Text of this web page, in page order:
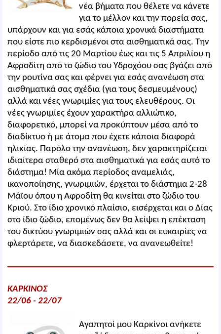
νέα βήματα που θέλετε να κάνετε
για το μέλλον και την πορεία σας,
υπάρχουν και για εσάς κάποια χρονικά διαστήματα
που είστε πιο κερδισμένοι στα αισθηματικά σας. Την
περίοδο από τις 20 Μαρτίου έως και τις 5 Απριλίου η
Αφροδίτη από το ζώδιο του Υδροχόου σας βγάζει από
την ρουτίνα σας και φέρνει για εσάς ανανέωση στα
αισθηματικά σας σχέδια (για τους δεσμευμένους)
αλλά και νέες γνωριμίες για τους ελευθέρους. Οι
νέες γνωριμίες έχουν χαρακτήρα αλλιώτικο,
διαφορετικό, μπορεί να προκύπτουν μέσα από το
διαδίκτυο ή με άτομα που έχετε κάποια διαφορά
ηλικίας. Παρόλο την ανανέωση, δεν χαρακτηρίζεται
ιδιαίτερα σταθερό στα αισθηματικά για εσάς αυτό το
διάστημα! Μία ακόμα περίοδος αναμελιάς,
ικανοποίησης, γνωριμιών, έρχεται το διάστημα 2-28
Μάϊου όπου η Αφροδίτη θα κινείται στο ζώδιο του
Κριού. Στο ίδιο χρονικό πλαίσιο, εισέρχεται και ο Δίας
στο ίδιο ζώδιο, επομένως δεν θα λείψει η επέκταση
του δικτύου γνωριμιών σας αλλά και οι ευκαιρίες να
φλερτάρετε, να διασκεδάσετε, να ανανεωθείτε!
ΚΑΡΚΙΝΟΣ
22/06 - 22/07
Αγαπητοί μου Καρκίνοι ανήκετε